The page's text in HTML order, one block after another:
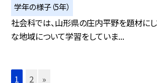
学年の様子（5年）
社会科では、山形県の庄内平野を題材に
な地域について学習をしていま...
1 2 »